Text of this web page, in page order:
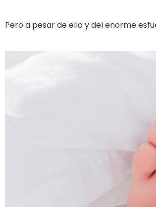
Pero a pesar de ello y del enorme